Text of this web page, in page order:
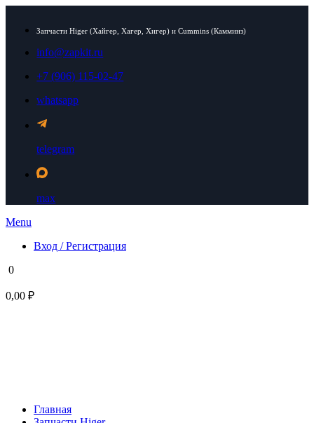
Запчасти Higer (Хайгер, Хагер, Хигер) и Cummins (Камминз)
info@zapkit.ru
+7 (906) 115-02-47
whatsapp
telegram
max
Menu
Вход / Регистрация
0
0,00 ₽
Главная